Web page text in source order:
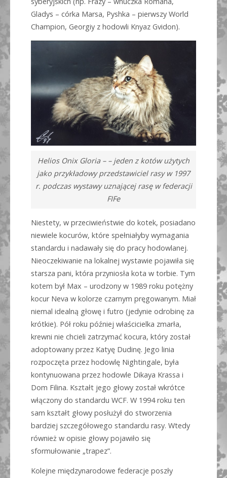
Gladys – córka Marsa, Pyshka – pierwszy World
Champion, Georgiy z hodowli Knyaz Gvidon).
Helios Onix Gloria – – jeden z kotów użytych
jako przykładowy przedstawiciel rasy w 1997
r. podczas wystawy uznającej rasę w federacji
FIFe
Niestety, w przeciwieństwie do kotek, posiadano
niewiele kocurów, które spełniałyby wymagania
standardu i nadawały się do pracy hodowlanej.
Nieoczekiwanie na lokalnej wystawie pojawiła się
starsza pani, która przyniosła kota w torbie. Tym
kotem był Max – urodzony w 1989 roku potężny
kocur Neva w kolorze czarnym pręgowanym. Miał
niemal idealną głowę i futro (jedynie odrobinę za
krótkie). Pół roku później właścicielka zmarła,
krewni nie chcieli zatrzymać kocura, który został
adoptowany przez Katyę Dudinę. Jego linia
rozpoczęta przez hodowlę Nightingale, była
kontynuowana przez hodowle Dikaya Krassa i
Dom Filina. Kształt jego głowy został wkrótce
włączony do standardu WCF. W 1994 roku ten
sam kształt głowy posłużył do stworzenia
bardziej szczegółowego standardu rasy. Wtedy
również w opisie głowy pojawiło się
sformułowanie „trapez”.
Kolejne międzynarodowe federacje poszły